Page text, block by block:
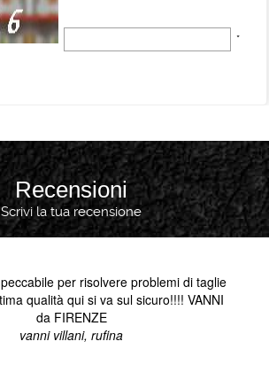
*
Recensioni
Scrivi la tua recensione